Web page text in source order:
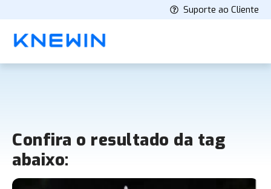
Suporte ao Cliente
Confira o resultado da tag
abaixo: